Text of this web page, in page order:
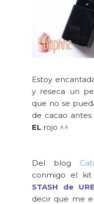
Estoy
y reseca un
que no se
de cacao
EL rojo ^^
Del blog
conmigo el kit
STASH de
decir que me